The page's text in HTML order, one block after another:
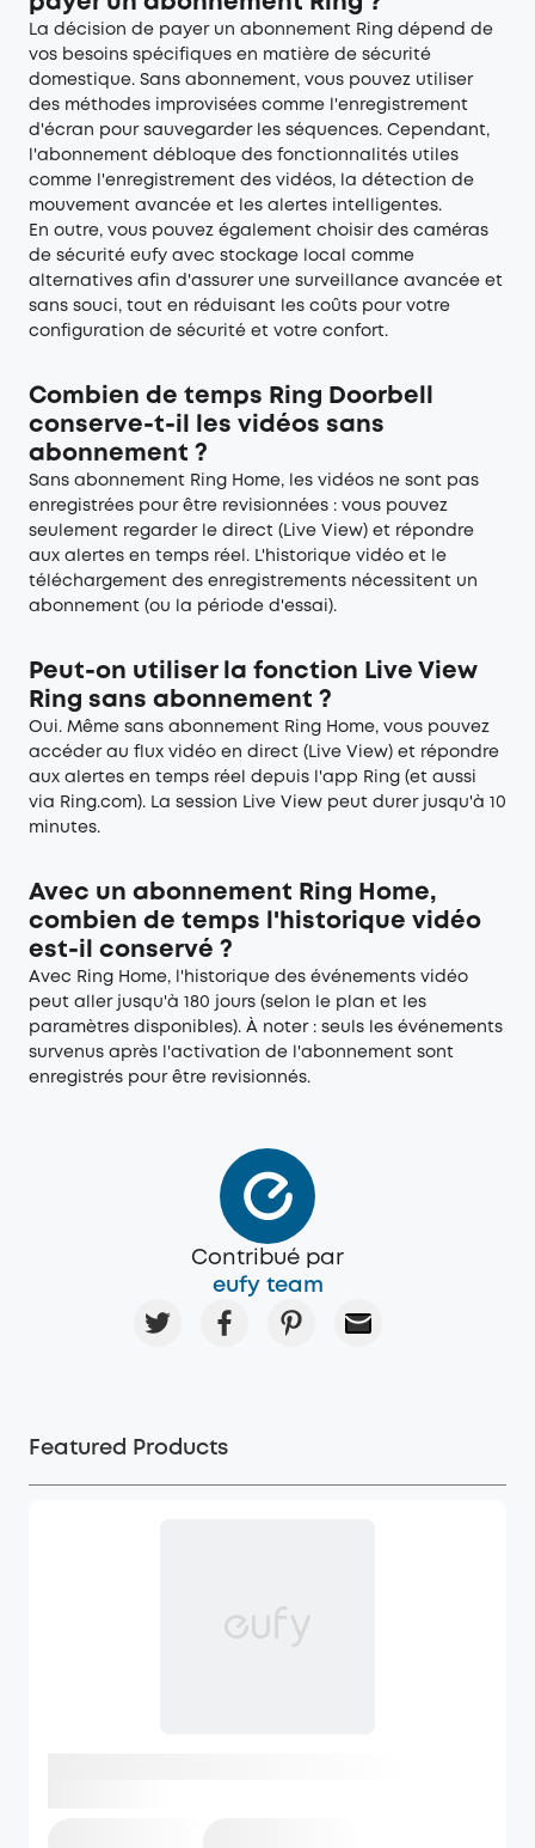
La décision de payer un abonnement Ring dépend de
vos besoins spécifiques en matière de sécurité
domestique. Sans abonnement, vous pouvez utiliser
des méthodes improvisées comme l'enregistrement
d'écran pour sauvegarder les séquences. Cependant,
l'abonnement débloque des fonctionnalités utiles
comme l'enregistrement des vidéos, la détection de
mouvement avancée et les alertes intelligentes.
En outre, vous pouvez également choisir des caméras
de sécurité eufy avec stockage local comme
alternatives afin d'assurer une surveillance avancée et
sans souci, tout en réduisant les coûts pour votre
configuration de sécurité et votre confort.
Combien de temps Ring Doorbell
conserve-t-il les vidéos sans
abonnement ?
Sans abonnement Ring Home, les vidéos ne sont pas
enregistrées pour être revisionnées : vous pouvez
seulement regarder le direct (Live View) et répondre
aux alertes en temps réel. L'historique vidéo et le
téléchargement des enregistrements nécessitent un
abonnement (ou la période d'essai).
Peut-on utiliser la fonction Live View
Ring sans abonnement ?
Oui. Même sans abonnement Ring Home, vous pouvez
accéder au flux vidéo en direct (Live View) et répondre
aux alertes en temps réel depuis l'app Ring (et aussi
via Ring.com). La session Live View peut durer jusqu'à 10
minutes.
Avec un abonnement Ring Home,
combien de temps l'historique vidéo
est-il conservé ?
Avec Ring Home, l'historique des événements vidéo
peut aller jusqu'à 180 jours (selon le plan et les
paramètres disponibles). À noter : seuls les événements
survenus après l'activation de l'abonnement sont
enregistrés pour être revisionnés.
Contribué par
eufy team
Featured Products